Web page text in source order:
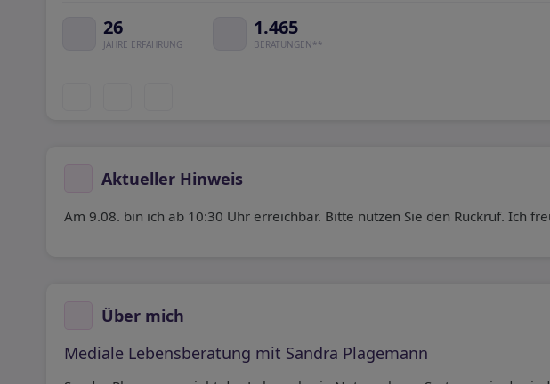
26
JAHRE ERFAHRUNG
1.465
BERATUNGEN**
Aktueller Hinweis
Am 9.08. bin ich ab 10:30 Uhr erreichbar. Bitte nutzen Sie den Rückruf. Ich
Über mich
Mediale Lebensberatung mit Sandra Plagemann